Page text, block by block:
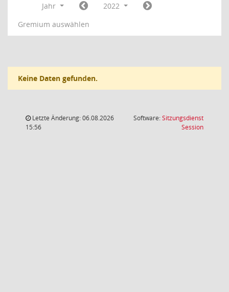
Jahr
2022
Gremium auswählen
Keine Daten gefunden.
Letzte Änderung: 06.08.2026
15:56
Software:Sitzungsdienst
Session(Wird in